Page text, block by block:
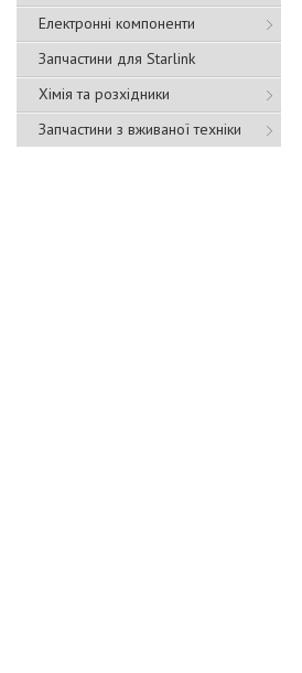
Електронні компоненти
Запчастини для Starlink
Хімія та розхідники
Запчастини з вживаної техніки